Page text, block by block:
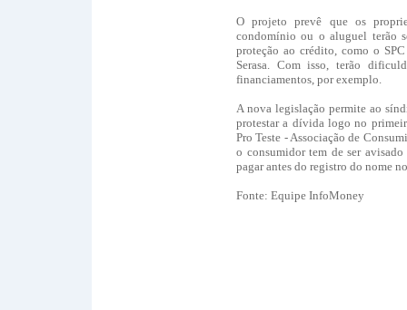
O projeto prevê que os
condomínio ou o aluguel terão
proteção ao crédito, como o
Serasa. Com isso, terão
financiamentos, por exemplo.
A nova legislação permite ao
protestar a dívida logo no
Pro Teste - Associação de
o consumidor tem de ser
pagar antes do registro do nome
Fonte: Equipe InfoMoney